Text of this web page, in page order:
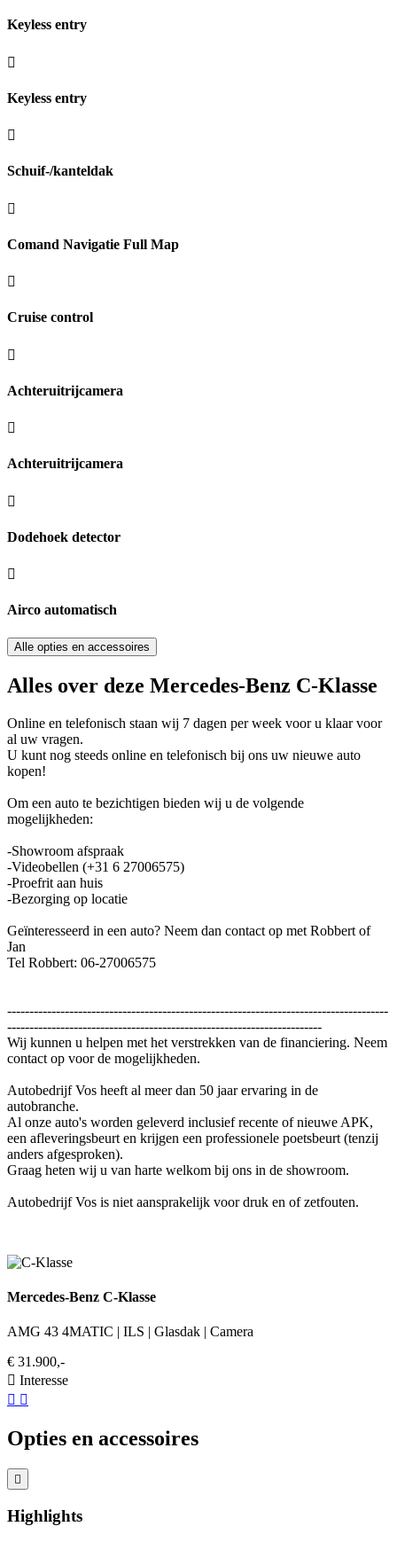
Keyless entry
Keyless entry
Schuif-/kanteldak
Comand Navigatie Full Map
Cruise control
Achteruitrijcamera
Achteruitrijcamera
Dodehoek detector
Airco automatisch
Alle opties en accessoires
Alles over deze Mercedes-Benz C-Klasse
Online en telefonisch staan wij 7 dagen per week voor u klaar voor
al uw vragen.
U kunt nog steeds online en telefonisch bij ons uw nieuwe auto
kopen!
Om een auto te bezichtigen bieden wij u de volgende
mogelijkheden:
-Showroom afspraak
-Videobellen (+31 6 27006575)
-Proefrit aan huis
-Bezorging op locatie
Geïnteresseerd in een auto? Neem dan contact op met Robbert of
Jan
Tel Robbert: 06-27006575
--------------------------------------------------------------------------------------
-----------------------------------------------------------------------
Wij kunnen u helpen met het verstrekken van de financiering. Neem
contact op voor de mogelijkheden.
Autobedrijf Vos heeft al meer dan 50 jaar ervaring in de
autobranche.
Al onze auto's worden geleverd inclusief recente of nieuwe APK,
een afleveringsbeurt en krijgen een professionele poetsbeurt (tenzij
anders afgesproken).
Graag heten wij u van harte welkom bij ons in de showroom.
Autobedrijf Vos is niet aansprakelijk voor druk en of zetfouten.
Mercedes-Benz C-Klasse
AMG 43 4MATIC | ILS | Glasdak | Camera
€ 31.900,-
Interesse
Opties en accessoires
Highlights